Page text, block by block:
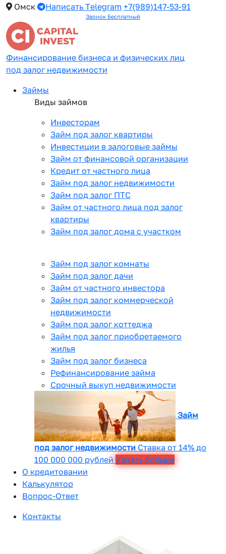
Омск
Написать Telegram +7(989)147-53-91
Звонок Бесплатный
Финансирование бизнеса и физических лиц
под залог недвижимости
Займы
Виды займов
Инвесторам
Займ под залог квартиры
Инвестиции в залоговые займы
Займ от финансовой организации
Кредит от частного лица
Займ под залог недвижимости
Займ под залог ПТС
Займ от частного лица под залог
квартиры
Займ под залог дома с участком
Займ под залог комнаты
Займ под залог дачи
Займ от частного инвестора
Займ под залог коммерческой
недвижимости
Займ под залог коттеджа
Займ под залог приобретаемого
жилья
Займ под залог бизнеса
Рефинансирование займа
Срочный выкуп недвижимости
Займ
под залог недвижимости Ставка от 14% до
100 000 000 рублей Узнать больше
О кредитовании
Калькулятор
Вопрос-Ответ
Контакты